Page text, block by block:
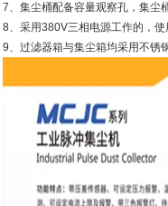
7、集尘桶配备容量观察孔，集尘
8、采用380V三相电源工作的，
9、过滤器箱与集尘箱均采用不锈